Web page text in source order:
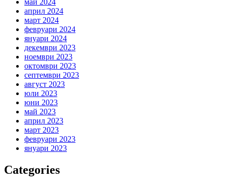
април 2024
март 2024
февруари 2024
януари 2024
декември 2023
ноември 2023
октомври 2023
септември 2023
август 2023
юли 2023
юни 2023
май 2023
април 2023
март 2023
февруари 2023
януари 2023
Categories